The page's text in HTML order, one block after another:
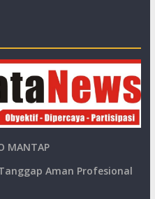
MANTAP
Aman Profesional